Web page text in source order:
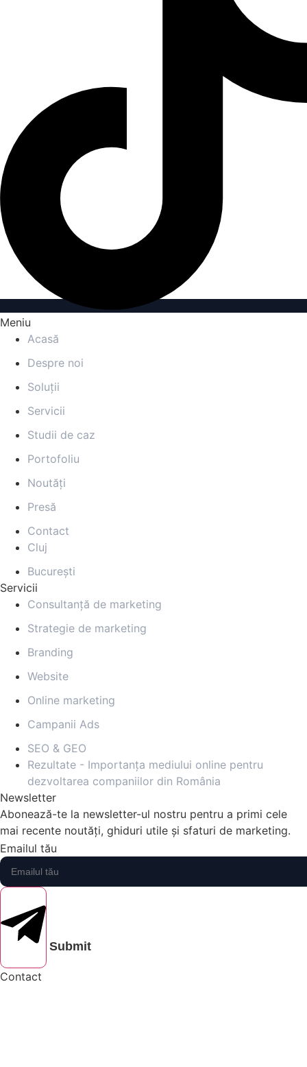
Meniu
Acasă
Despre noi
Soluții
Servicii
Studii de caz
Portofoliu
Noutăți
Presă
Contact
Cluj
București
Servicii
Consultanță de marketing
Strategie de marketing
Branding
Website
Online marketing
Campanii Ads
SEO & GEO
Rezultate - Importanța mediului online pentru
dezvoltarea companiilor din România
Newsletter
Abonează-te la newsletter-ul nostru pentru a primi cele
mai recente noutăți, ghiduri utile și sfaturi de marketing.
Emailul tău
Submit
Contact